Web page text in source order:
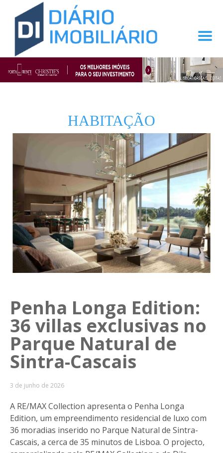
HABITAÇÃO
Penha Longa Edition:
36 villas exclusivas no
Parque Natural de
Sintra-Cascais
3 de junho de 2026
A RE/MAX Collection apresenta o Penha Longa
Edition, um empreendimento residencial de luxo com
36 moradias inserido no Parque Natural de Sintra-
Cascais, a cerca de 35 minutos de Lisboa. O projecto,